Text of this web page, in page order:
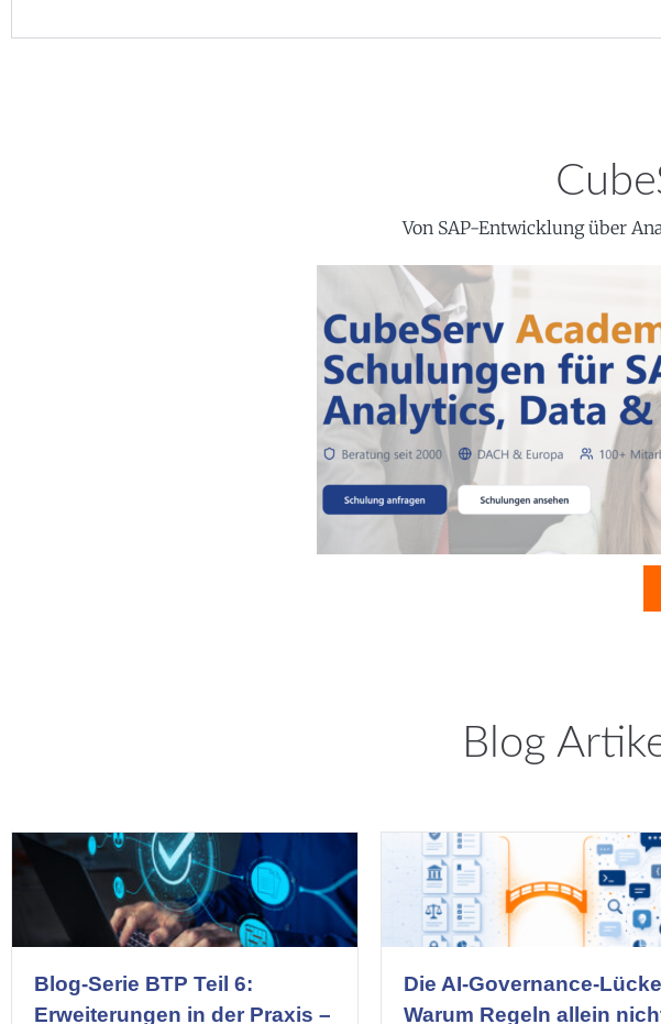
Von SAP-Entwicklung über
Blog
Blog-Serie BTP Teil 6:
Erweiterungen in der Praxis –
Die AI-Governance-
Warum Regeln allein